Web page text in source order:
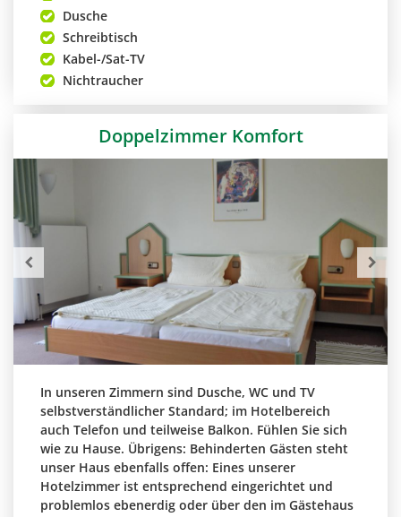
Dusche
Schreibtisch
Kabel-/Sat-TV
Nichtraucher
Doppelzimmer Komfort
In unseren Zimmern sind Dusche, WC und TV
selbstverständlicher Standard; im Hotelbereich
auch Telefon und teilweise Balkon. Fühlen Sie sich
wie zu Hause. Übrigens: Behinderten Gästen steht
unser Haus ebenfalls offen: Eines unserer
Hotelzimmer ist entsprechend eingerichtet und
problemlos ebenerdig oder über den im Gästehaus